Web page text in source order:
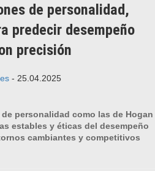
de personalidad,
predecir desempeño
precisión
- 25.04.2025
personalidad como las de Hogan
estables y éticas del desempeño
cambiantes y competitivos